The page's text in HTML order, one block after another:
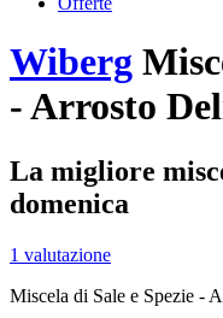
Wiberg
- Arrosto
La migliore
domenica
1 valutazione
Miscela di Sale e Spezie -